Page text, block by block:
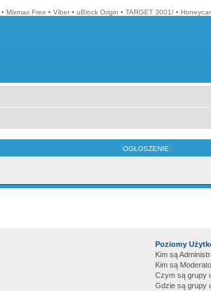
• Mixmax Free • Viber • uBlock Origin • TARGET 3001! •
OGŁOSZENIE:
Poziomy
Kim są
Kim są
Czym są grupy
Gdzie są grupy